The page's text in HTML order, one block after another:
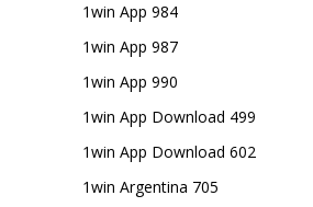
1win App 984
1win App 987
1win App 990
1win App Download 499
1win App Download 602
1win Argentina 705